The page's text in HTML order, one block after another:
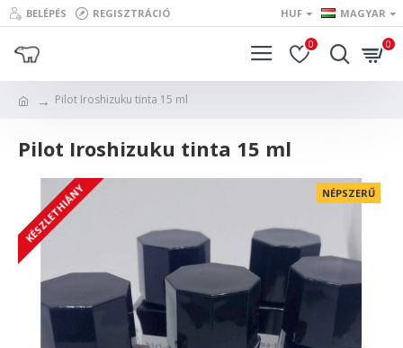
BELÉPÉS REGISZTRÁCIÓ HUF MAGYAR
0 0
Pilot Iroshizuku tinta 15 ml
Pilot Iroshizuku tinta 15 ml
NÉPSZERŰ
KÉSZLETHIÁNY